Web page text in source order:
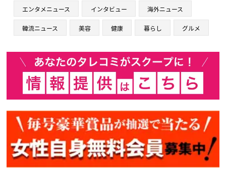
エンタメニュース インタビュー 海外ニュース
韓流ニュース 美容 健康 暮らし グルメ